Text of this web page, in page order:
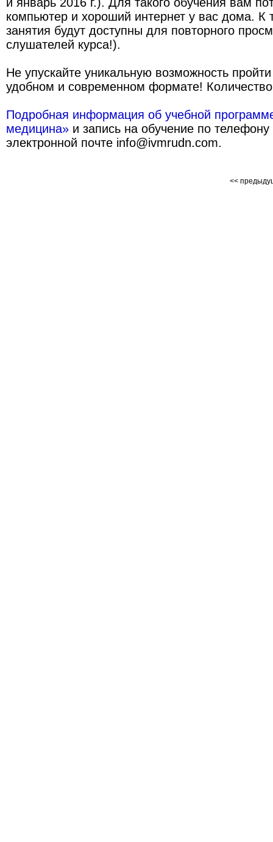
компьютер и хороший интернет у вас дома. К
занятия будут доступны для повторного
слушателей курса!).
Не упускайте уникальную возможность
удобном и современном формате!
Подробная информация об учебной
медицина» и запись на обучение по
электронной почте info@ivmrudn.com.
<<